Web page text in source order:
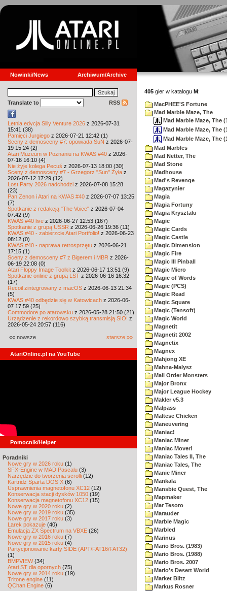
Nowinki/News Archiwum/Archive
Translate to RSS
Letnia edycja Silly Venture 2026 z 2026-07-31
15:41 (38)
Pamięci Jurgiego z 2026-07-21 12:42 (1)
Sceny z demosceny #7: opowiada SuN z 2026-07-
19 15:24 (2)
Atari Muzeum w Poznaniu na KWAS #40 z 2026-
07-16 16:10 (4)
Nie żyje kolega Pecuś z 2026-07-13 18:00 (30)
Sceny z demosceny #7 - Grzegorz "Sun" Żyła z
2026-07-12 17:29 (12)
Lost Party 2026 nadchodzi z 2026-07-08 15:28
(23)
Pan Zenon i Atari na KWAS #40 z 2026-07-07 13:25
(7)
Spotkanie z redakcją "The Voice" z 2026-07-04
07:42 (9)
KWAS #40 live z 2026-06-27 12:53 (167)
Spotkanie z grupą USSR z 2026-06-26 19:36 (11)
KWAS #40 - zabierzcie Atari Portfolio! z 2026-06-23
08:12 (0)
KWAS #40 - naprawa retrosprzętu z 2026-06-21
17:15 (1)
Sceny z demosceny #7 z Bigerem i MBR z 2026-
06-19 22:08 (0)
Atari Floppy Image Toolkit z 2026-06-17 13:51 (9)
Spotkanie online z grupą LST z 2026-06-16 16:32
(17)
Recoil zintegrowany z macOS z 2026-06-13 21:34
(5)
KWAS #40 odbędzie się w Katowicach z 2026-06-
07 17:59 (25)
Commodore po atarowsku z 2026-05-28 21:50 (21)
Urządzenie z rekordowo szybką transmisją SIO! z
2026-05-24 20:57 (116)
«« nowsze starsze »»
AtariOnline.pl na YouTube
Pomocnik/Helper
Poradniki
Nowe gry w 2026 roku (1)
SFX-Engine w MAD Pascalu (3)
Narzędzie do tworzenia scrolli (12)
Kartridż Sparta DOS X (6)
Usprawnienia magnetofonu XC12 (12)
Konserwacja stacji dysków 1050 (19)
Konserwacja magnetofonu XC12 (15)
Nowe gry w 2020 roku (2)
Nowe gry w 2019 roku (35)
Nowe gry w 2017 roku (3)
Larek pokazuje (40)
Emulacja ZX Spectrum na VBXE (26)
Nowe gry w 2016 roku (7)
Nowe gry w 2015 roku (4)
Partycjonowanie karty SIDE (APT/FAT16/FAT32)
(1)
BMPVIEW(34)
Atari ST dla opornych (75)
Nowe gry w 2014 roku (19)
Tritone engine (11)
QChan Engine (6)
405 gier w katalogu M:
MacPHEE'S Fortune
Mad Marble Maze, The
Mad Marble Maze, The
Mad Marble Maze, The
Mad Marble Maze, The
Mad Marbles
Mad Netter, The
Mad Stone
Madhouse
Mad's Revenge
Magazynier
Magia
Magia Fortuny
Magia Krysztalu
Magic
Magic Cards
Magic Castle
Magic Dimension
Magic Fire
Magic III Pinball
Magic Micro
Magic of Words
Magic (PCS)
Magic Read
Magic Square
Magic (Tensoft)
Magic World
Magnetit
Magnetit 2002
Magnetix
Magnex
Mahjong XE
Mahna-Malysz
Mail Order Monsters
Major Bronx
Major League Hockey
Makler v5.3
Malpass
Maltese Chicken
Maneuvering
Maniac!
Maniac Miner
Maniac Mover!
Maniac Tales II, The
Maniac Tales, The
Manic Miner
Mankala
Mansbie Quest, The
Mapmaker
Mar Tesoro
Marauder
Marble Magic
Marbled
Marinus
Mario Bros. (1983)
Mario Bros. (1988)
Mario Bros. 2007
Mario's Desert World
Market Blitz
Markus Rosner